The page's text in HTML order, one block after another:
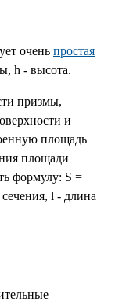
очень простая
h - высота.
призмы,
и
площадь
площади
формулу: S =
l - длина